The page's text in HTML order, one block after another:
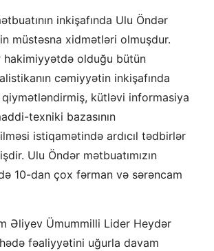
inkişafında Ulu Öndər
müstəsna xidmətləri olmuşdur.
hakimiyyətdə olduğu bütün
cəmiyyətin inkişafında
kütləvi informasiya
texniki bazasının
istiqamətində ardıcıl tədbirlər
Ulu Öndər mətbuatımızın
10-dan çox fərman və sərəncam
Əliyev Ümummilli Lider Heydər
fəaliyyətini uğurla davam